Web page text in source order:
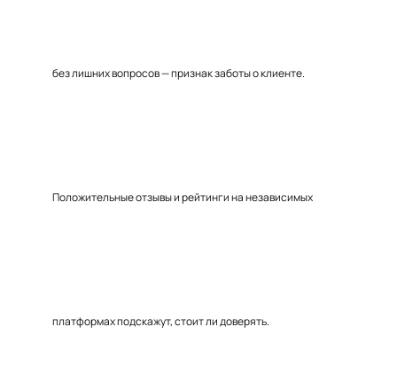
без лишних вопросов — признак заботы о клиенте.
Положительные отзывы и рейтинги на независимых
платформах подскажут, стоит ли доверять.